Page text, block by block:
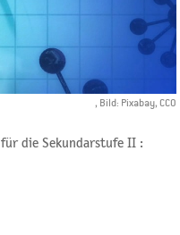
, Bild: Pixabay, CCO
für die Sekundarstufe II :